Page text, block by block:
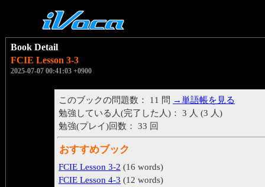
Book Detail
FCIE Lesson 3-3
2025-07-07 00:41:03 +0900
このブックの問題数： 11 問 →単語帳を見る
勉強している人(完了した人)： 3 人 (3 人)
勉強(プレイ)回数： 33 回
おすすめブック
FCIE Lesson 3-2 (16 words)
FCIE Lesson 4-3 (12 words)